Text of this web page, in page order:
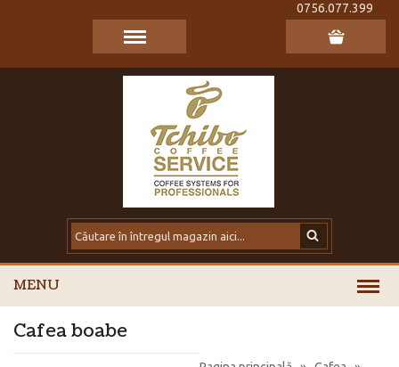
0756.077.399
MENU
Cafea boabe